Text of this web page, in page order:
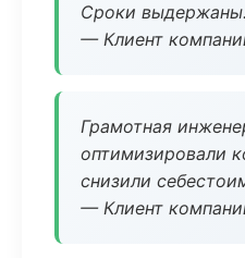
Сроки выдержаны.
— Клиент
Грамотная
оптимизировали
снизили
— Клиент